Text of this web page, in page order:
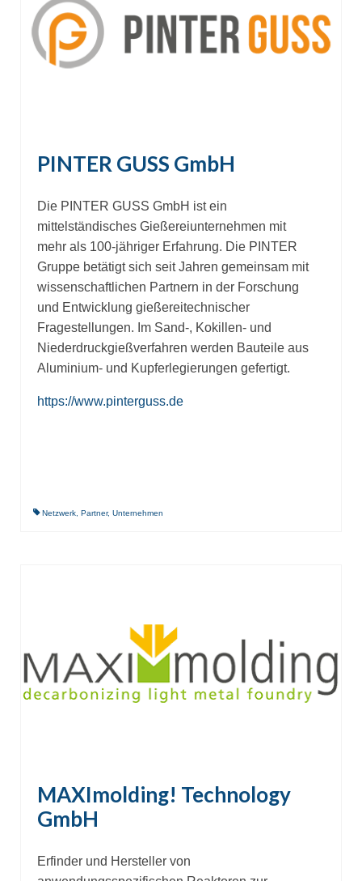
PINTER GUSS GmbH
Die PINTER GUSS GmbH ist ein
mittelständisches Gießereiunternehmen mit
mehr als 100-jähriger Erfahrung. Die PINTER
Gruppe betätigt sich seit Jahren gemeinsam mit
wissenschaftlichen Partnern in der Forschung
und Entwicklung gießereitechnischer
Fragestellungen. Im Sand-, Kokillen- und
Niederdruckgießverfahren werden Bauteile aus
Aluminium- und Kupferlegierungen gefertigt.
https://www.pinterguss.de
Netzwerk Partner, Unternehmen
MAXImolding! Technology
GmbH
Erfinder und Hersteller von